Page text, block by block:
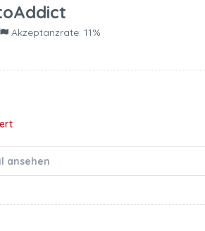
Akzeptanzrate: 11%
ansehen